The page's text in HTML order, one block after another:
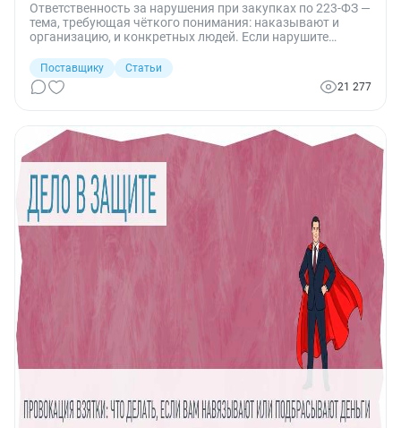
Ответственность за нарушения при закупках по 223-ФЗ —
тема, требующая чёткого понимания: наказывают и
организацию, и конкретных людей. Если нарушите
существенные: от 5000 до 500 000 рублей. Собрали для
вас все штрафы в таблицу и подготовили гайд по
нарушениям в закупках по 223-ФЗ.
Поставщику
Статьи
21 277